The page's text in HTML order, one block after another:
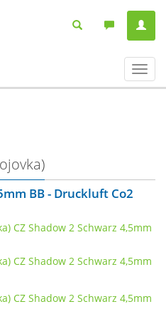
ein-/
BB - Druckluft Co2